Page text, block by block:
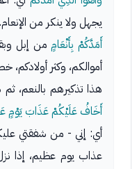
يجهل ولا ينكر من الإنعام.
أَمَدَّكُمْ بِأَنْعَامٍمن إبل
أموالكم، وكثر
هذا تذكيرهم بالنعم،
أَخَافُ عَلَيْكُمْ عَذَابَ يَوْمٍ
أي: إني - من شفقتي
عذاب يوم عظيم، إذا